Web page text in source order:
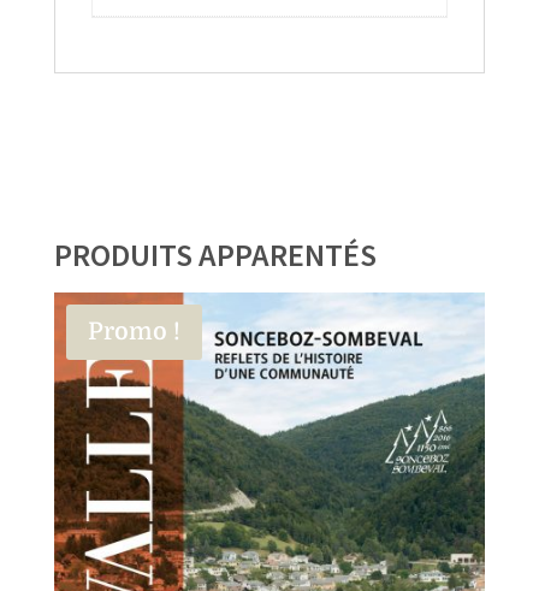
PRODUITS APPARENTÉS
Promo !